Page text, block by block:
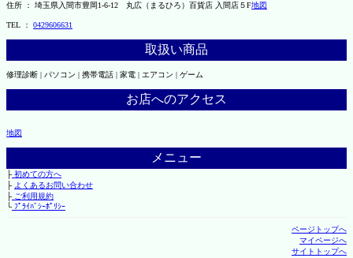
住所 ： 埼玉県入間市豊岡1-6-12 丸広（まるひろ）百貨店 入間店５F地図
TEL ： 0429606631
取扱い商品
修理診断 | パソコン | 携帯電話 | 家電 | エアコン | ゲーム
お店へのアクセス
地図
メニュー
├初めての方へ
├ よくあるお問い合わせ
├ご利用規約
└ﾌﾟﾗｲﾊﾞｼｰﾎﾟﾘｼｰ
ページトップへ
マイページへ
サイトトップへ